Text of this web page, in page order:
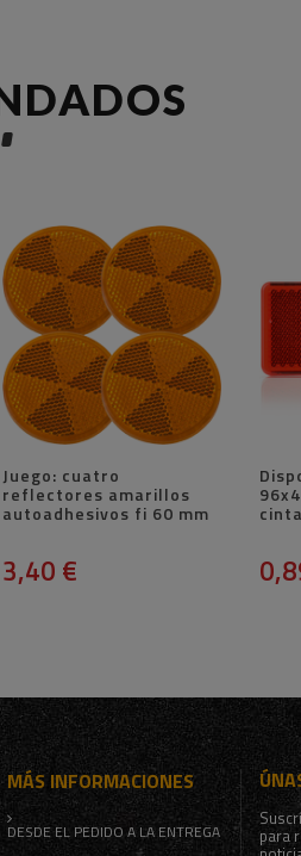
Juego: cuatro
reflectores amarillos
autoadhesivos fi 60 mm
3,40 €
MÁS INFORMACIONES
DESDE EL PEDIDO A LA ENTREGA para